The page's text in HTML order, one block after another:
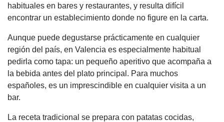
habituales en bares y restaurantes, y resulta difícil
encontrar un establecimiento donde no figure en la carta.
Aunque puede degustarse prácticamente en cualquier
región del país, en Valencia es especialmente habitual
pedirla como tapa: un pequeño aperitivo que acompaña a
la bebida antes del plato principal. Para muchos
españoles, es un imprescindible en cualquier visita a un
bar.
La receta tradicional se prepara con patatas cocidas,